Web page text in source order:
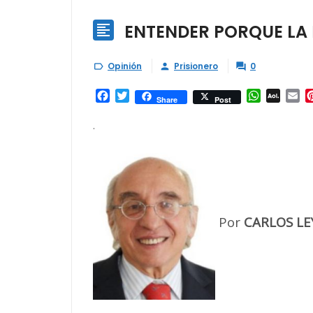
 ENTENDER PORQUE
 Opinión  Prisionero  0
Facebook
TwitterShare Post
AOL
.
Por CARLOS